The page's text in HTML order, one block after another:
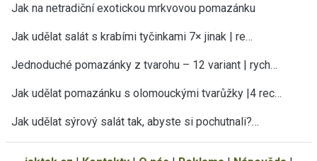
Jak na netradiční exotickou mrkvovou pomazánku
Jak udělat salát s krabími tyčinkami 7× jinak | re…
Jednoduché pomazánky z tvarohu – 12 variant | rych…
Jak udělat pomazánku s olomouckými tvarůžky |4 rec…
Jak udělat sýrový salát tak, abyste si pochutnali?…